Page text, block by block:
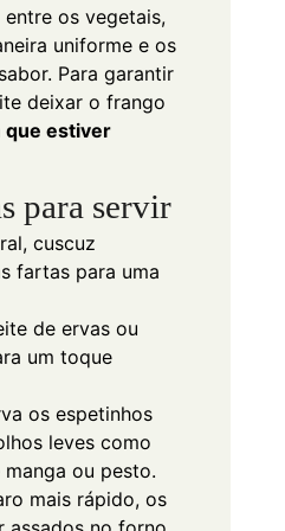
os vegetais,
uniforme e os
Para garantir
deixar o frango
que estiver
para servir
cuscuz
fartas para uma
de ervas ou
um toque
os espetinhos
leves como
ou pesto.
mais rápido, os